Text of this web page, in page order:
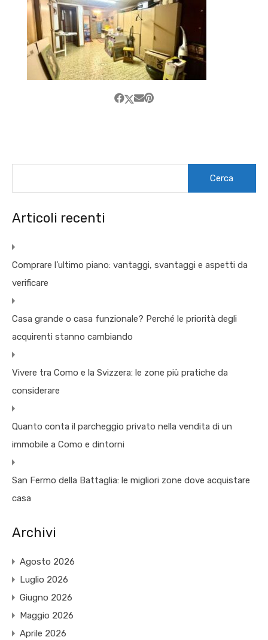
Articoli recenti
Comprare l’ultimo piano: vantaggi, svantaggi e aspetti da
verificare
Casa grande o casa funzionale? Perché le priorità degli
acquirenti stanno cambiando
Vivere tra Como e la Svizzera: le zone più pratiche da
considerare
Quanto conta il parcheggio privato nella vendita di un
immobile a Como e dintorni
San Fermo della Battaglia: le migliori zone dove acquistare
casa
Archivi
Agosto 2026
Luglio 2026
Giugno 2026
Maggio 2026
Aprile 2026